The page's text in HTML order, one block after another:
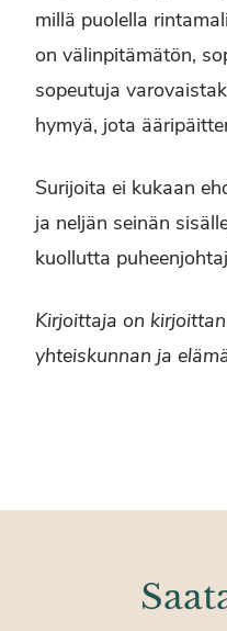
millä puolella
on välinpitämätön,
sopeutuja
hymyä, jota
Surijoita ei kukaan
ja neljän seinän
kuollutta
Kirjoittaja on
yhteiskunnan ja